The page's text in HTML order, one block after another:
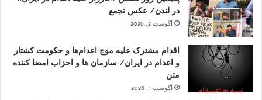
در لندن/ عکس تجمع
آگوست 2, 2026
اقدام مشترک علیه موج اعدام‌ها و حکومت کشتار
و اعدام در ایران/ سازمان ها و احزاب امضا کننده
متن
آگوست 1, 2026